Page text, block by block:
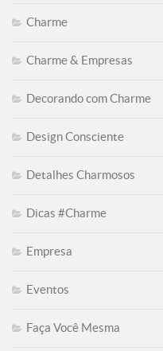
Charme
Charme & Empresas
Decorando com Charme
Design Consciente
Detalhes Charmosos
Dicas #Charme
Empresa
Eventos
Faça Você Mesma